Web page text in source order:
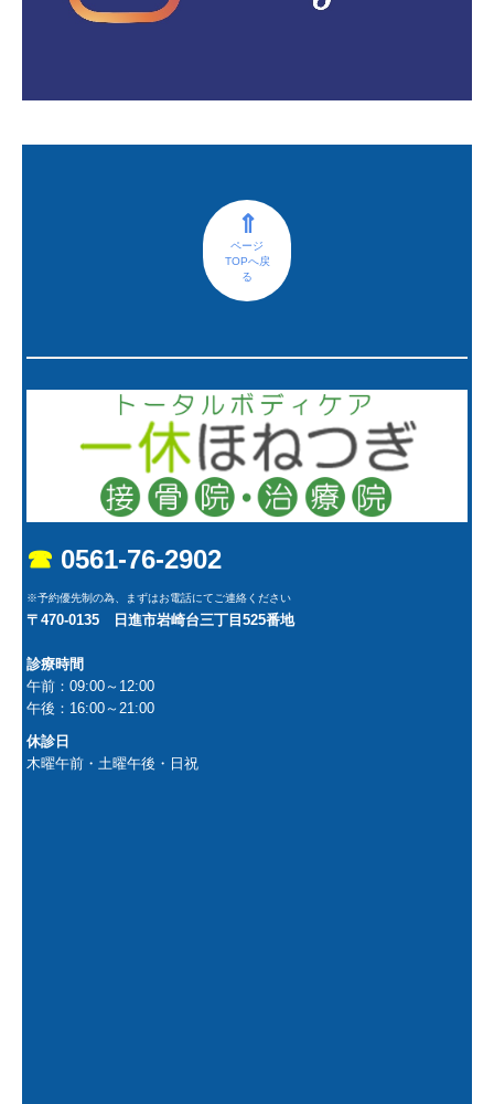
⇑
ページ
TOPへ戻
る
☎ 0561-76-2902
※予約優先制の為、まずはお電話にてご連絡ください
〒470-0135 日進市岩崎台三丁目525番地
診療時間
午前：09:00～12:00
午後：16:00～21:00
休診日
木曜午前・土曜午後・日祝